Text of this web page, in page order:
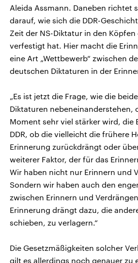
Aleida Assmann. Daneben richtet
darauf, wie sich die DDR-
Zeit der NS-Diktatur in den Köpfen
verfestigt hat. Hier macht die
eine Art „Wettbewerb“ zwischen
deutschen Diktaturen in der
„Es ist jetzt die Frage, wie die
Diktaturen nebeneinanderstehen,
Moment sehr viel stärker wird, die
DDR, ob die vielleicht die frühere
Erinnerung zurückdrängt oder
weiterer Faktor, der für das
Wir haben nicht nur Erinnern und
Sondern wir haben auch den
zwischen Erinnern und
Erinnerung drängt dazu, die
schieben, zu verlagern.“
Die Gesetzmäßigkeiten solcher
gilt es allerdings noch genauer zu